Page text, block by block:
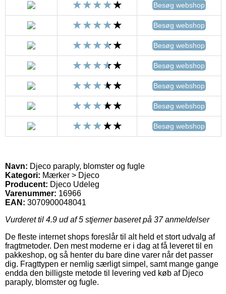
Besøg webshop
Besøg webshop
Besøg webshop
Besøg webshop
Besøg webshop
Besøg webshop
Besøg webshop
Navn: Djeco paraply, blomster og fugle
Kategori: Mærker > Djeco
Producent: Djeco Udeleg
Varenummer: 16966
EAN: 3070900048041
Vurderet til 4.9 ud af 5 stjerner baseret på 37anmeldelser
De fleste internet shops foreslår til alt held et stort udvalg af
fragtmetoder. Den mest moderne er i dag at få leveret til en
pakkeshop, og så henter du bare dine varer når det passer
dig. Fragttypen er nemlig særligt simpel, samt mange gange
endda den billigste metode til levering ved køb af Djeco
paraply, blomster og fugle.